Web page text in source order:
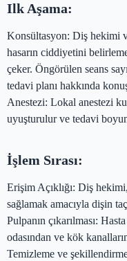
Ilk Aşama:
Konsültasyon: Diş hekimi
hasarın ciddiyetini
çeker. Öngörülen seans
tedavi planı hakkında
Anestezi: Lokal anestezi
uyuşturulur ve tedavi
İşlem Sırası:
Erişim Açıklığı: Diş
sağlamak amacıyla dişin
Pulpanın çıkarılması:
odasından ve kök
Temizleme ve